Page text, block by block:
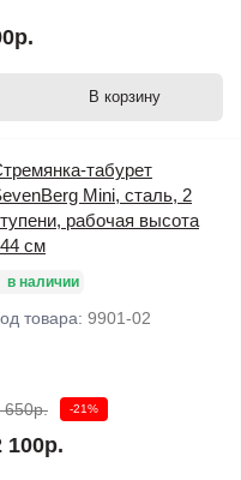
В корзину
табурет
Mini, сталь, 2
рабочая высота
см
в наличии
товара: 9901-02
650р. -21%
100р.